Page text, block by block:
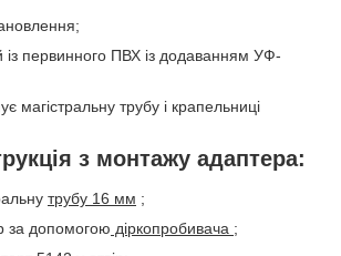
із первинного ПВХ із додаванням УФ-
магістральну трубу і крапельниці
з монтажу адаптера:
трубу 16 мм ;
за допомогою діркопробивача ;